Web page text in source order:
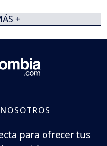
+
para ofrecer tus